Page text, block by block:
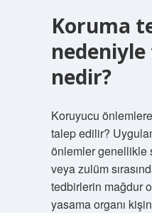
Koruma
nedir?
Koruyucu
talep edilir?
önlemler genellikle
veya zulüm
tedbirlerin mağdur
yasama organı